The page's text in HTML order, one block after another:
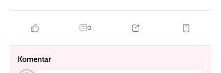
0
Komentar